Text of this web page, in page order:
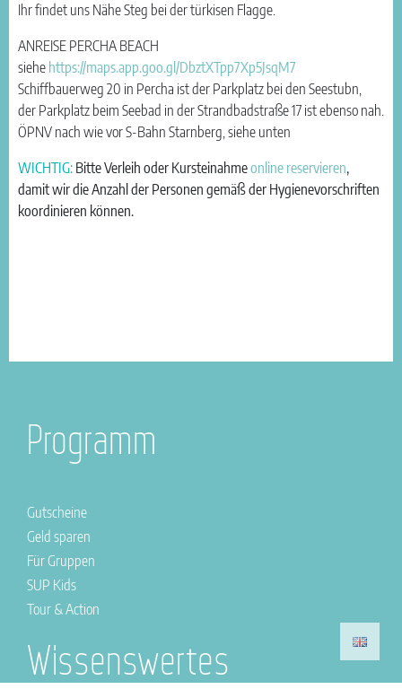
Ihr findet uns Nähe Steg bei der türkisen Flagge.
ANREISE PERCHA BEACH
siehe https://maps.app.goo.gl/DbztXTpp7Xp5JsqM7
Schiffbauerweg 20 in Percha ist der Parkplatz bei den Seestubn,
der Parkplatz beim Seebad in der Strandbadstraße 17 ist ebenso nah.
ÖPNV nach wie vor S-Bahn Starnberg, siehe unten
WICHTIG: Bitte Verleih oder Kursteinahmeonline reservieren,
damit wir die Anzahl der Personen gemäß der Hygienevorschriften
koordinieren können.
Programm
Gutscheine
Geld sparen
Für Gruppen
SUP Kids
Tour & Action
Wissenswertes